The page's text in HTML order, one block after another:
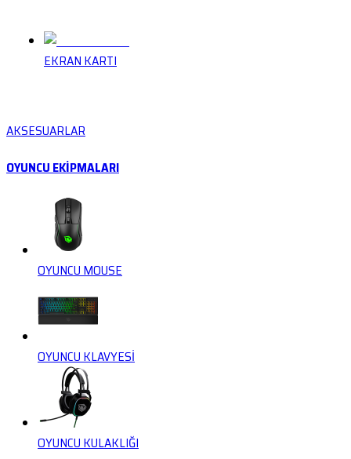
EKRAN KARTI
AKSESUARLAR
OYUNCU EKİPMALARI
OYUNCU MOUSE
OYUNCU KLAVYESİ
OYUNCU KULAKLIĞI